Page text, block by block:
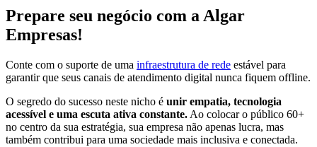
Prepare seu negócio com a Algar
Empresas!
Conte com o suporte de uma infraestrutura de rede estável para
garantir que seus canais de atendimento digital nunca fiquem offline.
O segredo do sucesso neste nicho é unir empatia, tecnologia
acessível e uma escuta ativa constante. Ao colocar o público 60+
no centro da sua estratégia, sua empresa não apenas lucra, mas
também contribui para uma sociedade mais inclusiva e conectada.